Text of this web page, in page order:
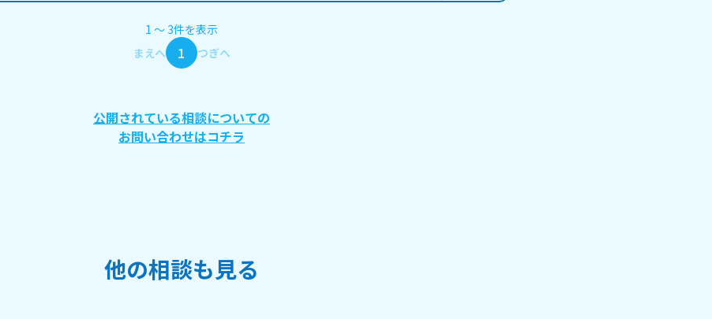
1 〜 3件を表示
まえへ
1 つぎへ
公開されている相談についての
お問い合わせはコチラ
他の相談も見る